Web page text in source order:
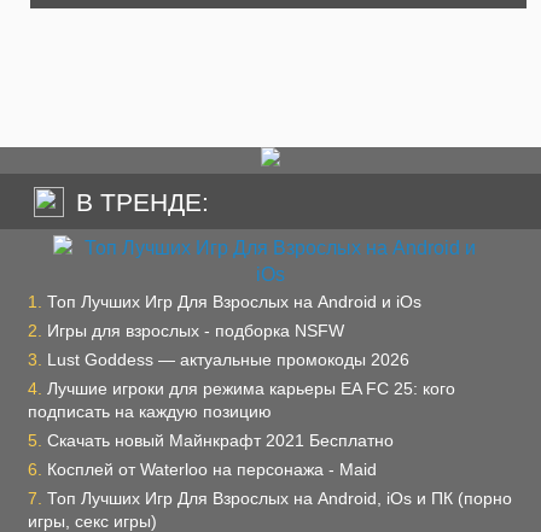
В ТРЕНДЕ:
Топ Лучших Игр Для Взрослых на Android и iOs
Игры для взрослых - подборка NSFW
Lust Goddess — актуальные промокоды 2026
Лучшие игроки для режима карьеры EA FC 25: кого
подписать на каждую позицию
Скачать новый Майнкрафт 2021 Бесплатно
Косплей от Waterloo на персонажа - Maid
Топ Лучших Игр Для Взрослых на Android, iOs и ПК (порно
игры, секс игры)